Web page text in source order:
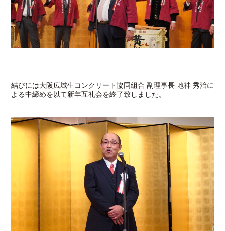
結びには大阪広域生コンクリート協同組合 副理事長 地神 秀治に
よる中締めを以て新年互礼会を終了致しました。